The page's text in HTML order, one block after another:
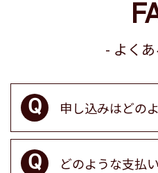
よく
申し込みはどのよ
どのような支払